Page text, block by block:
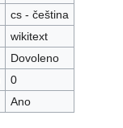
cs - čeština
wikitext
Dovoleno
0
Ano